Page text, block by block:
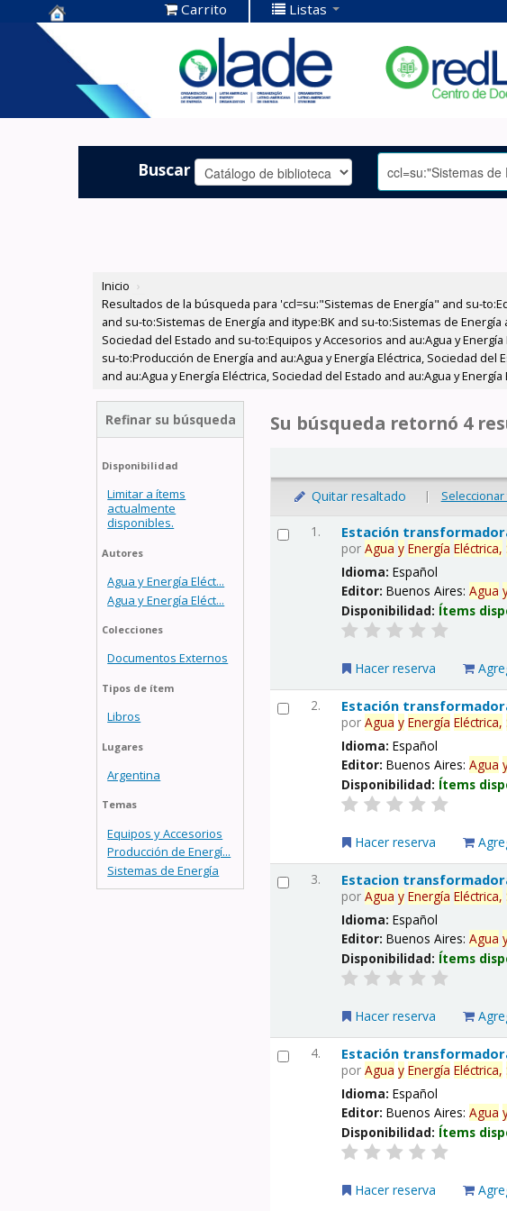
Centro de
Documentación
OLADE -
Carrito Listas
Buscar
Inicio ›
Resultados de la búsqueda para 'ccl=su:"Sistemas de Energía" and su-
and su-to:Sistemas de Energía and itype:BK and su-to:Sistemas de
Sociedad del Estado and su-to:Equipos y Accesorios and au:Agua y
su-to:Producción de Energía and au:Agua y Energía Eléctrica, Sociedad del
and au:Agua y Energía Eléctrica, Sociedad del Estado and au:Agua y
Refinar su búsqueda
Disponibilidad
Limitar a ítems
actualmente
disponibles.
Autores
Agua y Energía Eléct...
Agua y Energía Eléct...
Colecciones
Documentos Externos
Tipos de ítem
Libros
Lugares
Argentina
Temas
Equipos y Accesorios
Producción de Energí...
Sistemas de Energía
Su búsqueda retornó 4
Quitar resaltado |
1. Estación
porAgua y Energía Eléctrica,
Idioma:Español
Editor:Buenos Aires:Agua
Disponibilidad: Ítems
Hacer reserva
2. Estación
porAgua y Energía Eléctrica,
Idioma:Español
Editor:Buenos Aires:Agua
Disponibilidad: Ítems
Hacer reserva
3. Estacion
porAgua y Energía Eléctrica,
Idioma:Español
Editor:Buenos Aires:Agua
Disponibilidad: Ítems
Hacer reserva
4. Estación
porAgua y Energía Eléctrica,
Idioma:Español
Editor:Buenos Aires:Agua
Disponibilidad: Ítems
Hacer reserva